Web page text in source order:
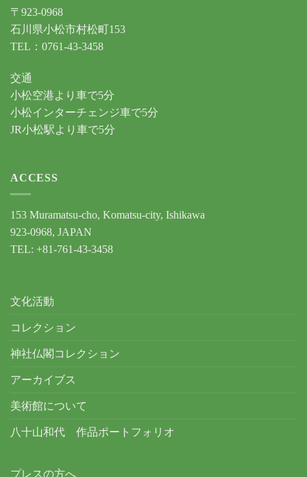
〒923-0968
石川県小松市村松町153
TEL：0761-43-3458
交通
小松空港より車で5分
小松インターチェンジ車で5分
JR小松駅より車で5分
ACCESS
153 Muramatsu-cho, Komatsu-city, Ishikawa
923-0968, JAPAN
TEL: +81-761-43-3458
文化活動
コレクション
神社仏閣コレクション
アーカイブス
美術館について
八十山和代 作品ポートフォリオ
プレスの方へ